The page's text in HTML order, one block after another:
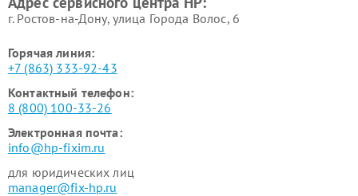
г. Ростов-на-Дону, улица Города Волос, 6
Горячая линия:
+7 (863) 333-92-43
Контактный телефон:
8 (800) 100-33-26
Электронная почта:
info@hp-fixim.ru
для юридических лиц
manager@fix-hp.ru